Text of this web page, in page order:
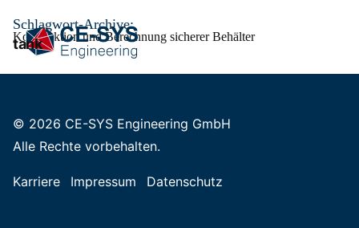
Inhalt
springen
Schlagwort-Archive:
tank
Konstruktion und Berechnung sicherer Behälter
© 2026 CE-SYS Engineering GmbH
Alle Rechte vorbehalten.
Karriere Impressum Datenschutz